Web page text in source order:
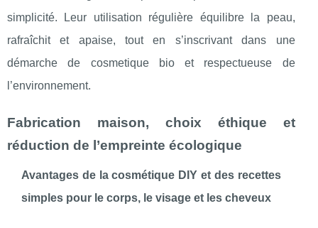
simplicité. Leur utilisation régulière équilibre la peau,
rafraîchit et apaise, tout en s’inscrivant dans une
démarche de cosmetique bio et respectueuse de
l’environnement.
Fabrication maison, choix éthique et
réduction de l’empreinte écologique
Avantages de la cosmétique DIY et des recettes
simples pour le corps, le visage et les cheveux